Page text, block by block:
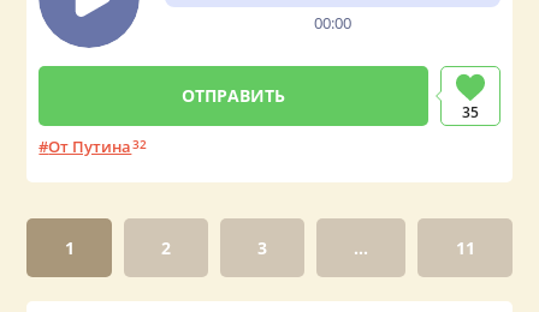
00:00
35
От Путина32
1 2 3 ... 11